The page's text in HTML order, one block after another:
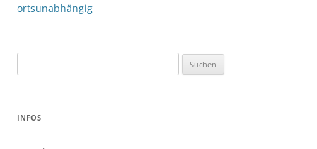
ortsunabhängig
nach:
INFOS